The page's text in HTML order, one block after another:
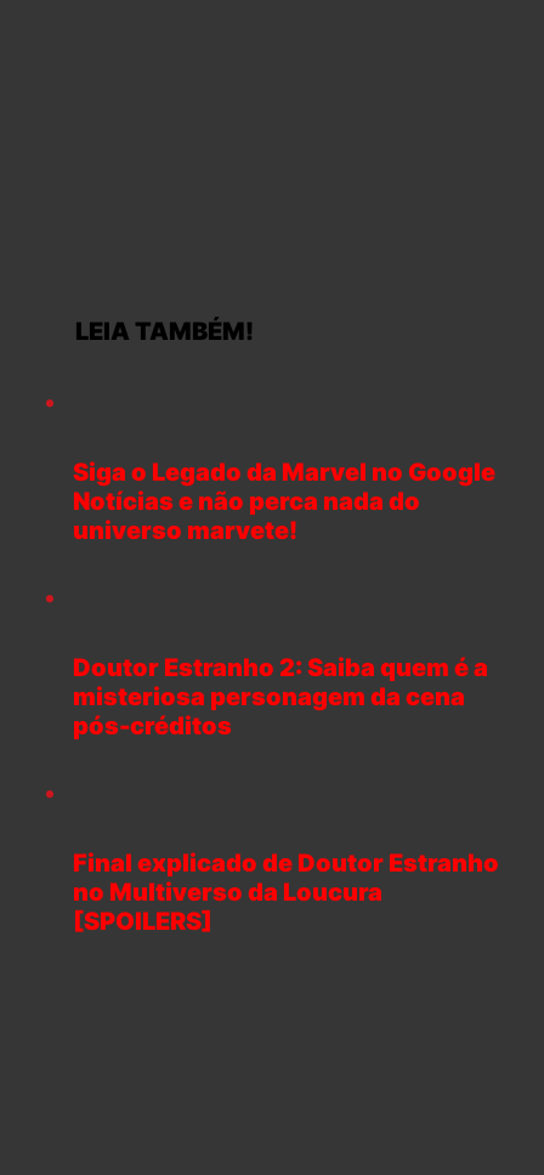
LEIA TAMBÉM!
Siga o Legado da Marvel no Google
Notícias e não perca nada do
universo marvete!
Doutor Estranho 2: Saiba quem é a
misteriosa personagem da cena
pós-créditos
Final explicado de Doutor Estranho
no Multiverso da Loucura
[SPOILERS]